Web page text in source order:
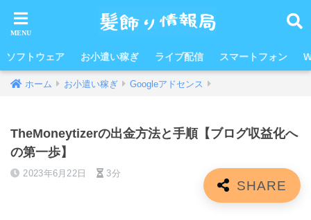
ソフトウェア お小遣い稼ぎ ライブ配信 スマートフォン
ホーム お小遣い稼ぎ Googleアドセンス
TheMoneytizerの出金方法と手順【ブログ収益化へ
の第一歩】
2023年6月22日 3分